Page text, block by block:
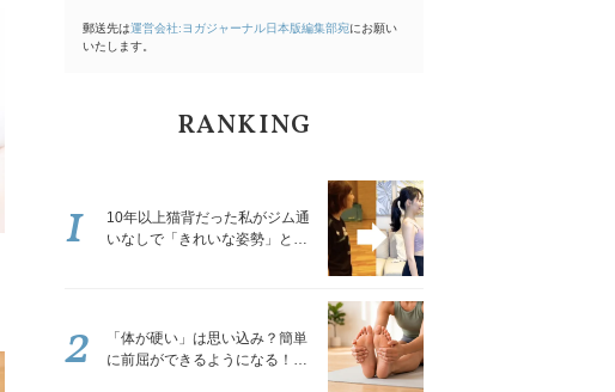
郵送先は運営会社:ヨガジャーナル日本版編集部宛にお願い
いたします。
RANKING
10年以上猫背だった私がジム通
いなしで「きれいな姿勢」と褒
1
「体が硬い」は思い込み？簡単
に前屈ができるようになる！腿
2